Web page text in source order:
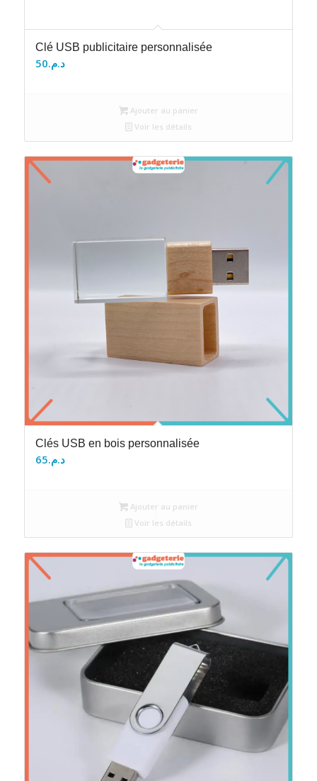
Clé USB publicitaire personnalisée
د.م.50
Ajouter au panier
Voir les détails
Clés USB en bois personnalisée
د.م.65
Ajouter au panier
Voir les détails